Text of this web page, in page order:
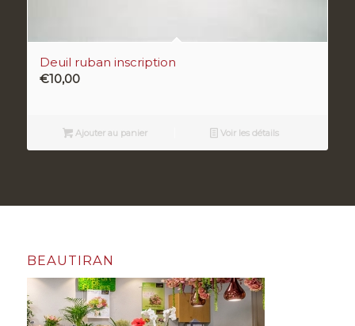
Deuil ruban inscription
€10,00
Ajouter au panier Voir les détails
BEAUTIRAN